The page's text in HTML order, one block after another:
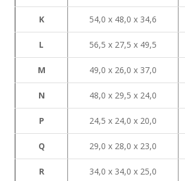
K 54,0 х 48,0 х 34,6
L 56,5 х 27,5 х 49,5
М 49,0 х 26,0 х 37,0
N 48,0 х 29,5 х 24,0
P 24,5 х 24,0 х 20,0
Q 29,0 х 28,0 х 23,0
R 34,0 х 34,0 х 25,0